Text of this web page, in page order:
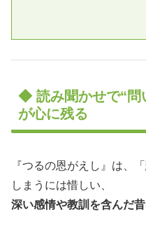
◆ 読み聞かせで“問
が心に残る
『つるの恩がえし』は、
しまうには惜しい、
深い感情や教訓を含んだ